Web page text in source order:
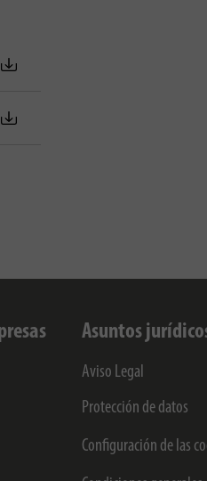
Asuntos
Aviso Legal
Protección de datos
Configuración de las